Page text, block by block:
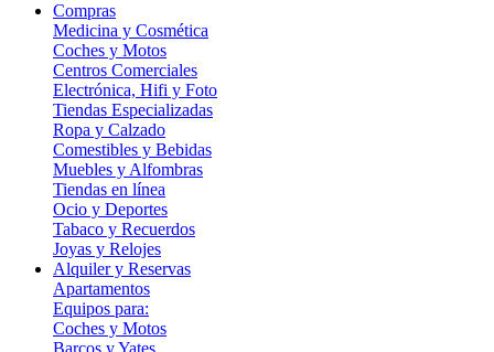
Compras
Medicina y Cosmética
Coches y Motos
Centros Comerciales
Electrónica, Hifi y Foto
Tiendas Especializadas
Ropa y Calzado
Comestibles y Bebidas
Muebles y Alfombras
Tiendas en línea
Ocio y Deportes
Tabaco y Recuerdos
Joyas y Relojes
Alquiler y Reservas
Apartamentos
Equipos para:
Coches y Motos
Barcos y Yates